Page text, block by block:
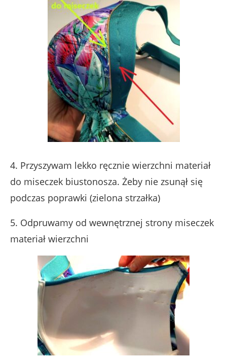
4. Przyszywam lekko ręcznie wierzchni materiał
do miseczek biustonosza. Żeby nie zsunął się
podczas poprawki (zielona strzałka)
5. Odpruwamy od wewnętrznej strony miseczek
materiał wierzchni